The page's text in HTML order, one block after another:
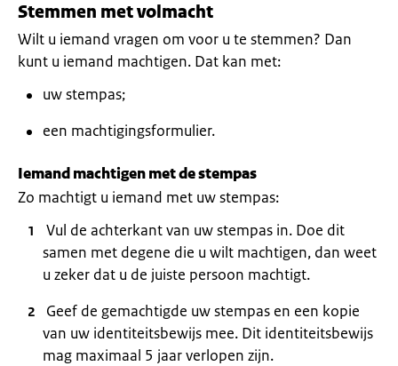
Stemmen met volmacht
Wilt u iemand vragen om voor u te stemmen? Dan
kunt u iemand machtigen. Dat kan met:
uw stempas;
een machtigingsformulier.
Iemand machtigen met de stempas
Zo machtigt u iemand met uw stempas:
Vul de achterkant van uw stempas in. Doe dit
samen met degene die u wilt machtigen, dan weet
u zeker dat u de juiste persoon machtigt.
Geef de gemachtigde uw stempas en een kopie
van uw identiteitsbewijs mee. Dit identiteitsbewijs
mag maximaal 5 jaar verlopen zijn.